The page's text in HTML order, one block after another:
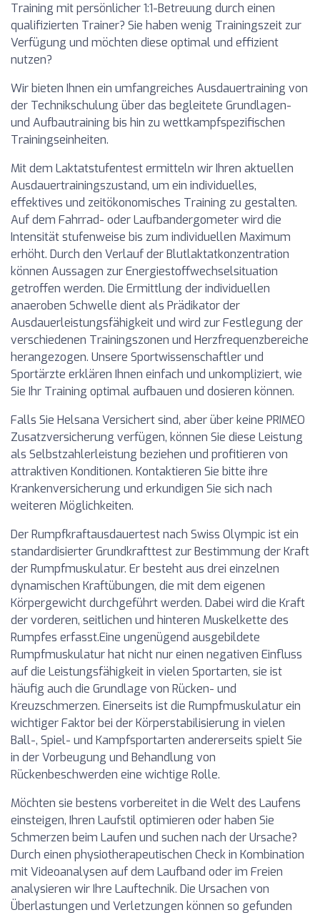
Training mit persönlicher 1:1-Betreuung durch einen
qualifizierten Trainer? Sie haben wenig Trainingszeit zur
Verfügung und möchten diese optimal und effizient
nutzen?
Wir bieten Ihnen ein umfangreiches Ausdauertraining von
der Technikschulung über das begleitete Grundlagen-
und Aufbautraining bis hin zu wettkampfspezifischen
Trainingseinheiten.
Mit dem Laktatstufentest ermitteln wir Ihren aktuellen
Ausdauertrainingszustand, um ein individuelles,
effektives und zeitökonomisches Training zu gestalten.
Auf dem Fahrrad- oder Laufbandergometer wird die
Intensität stufenweise bis zum individuellen Maximum
erhöht. Durch den Verlauf der Blutlaktatkonzentration
können Aussagen zur Energiestoffwechselsituation
getroffen werden. Die Ermittlung der individuellen
anaeroben Schwelle dient als Prädikator der
Ausdauerleistungsfähigkeit und wird zur Festlegung der
verschiedenen Trainingszonen und Herzfrequenzbereiche
herangezogen. Unsere Sportwissenschaftler und
Sportärzte erklären Ihnen einfach und unkompliziert, wie
Sie Ihr Training optimal aufbauen und dosieren können.
Falls Sie Helsana Versichert sind, aber über keine PRIMEO
Zusatzversicherung verfügen, können Sie diese Leistung
als Selbstzahlerleistung beziehen und profitieren von
attraktiven Konditionen. Kontaktieren Sie bitte ihre
Krankenversicherung und erkundigen Sie sich nach
weiteren Möglichkeiten.
Der Rumpfkraftausdauertest nach Swiss Olympic ist ein
standardisierter Grundkrafttest zur Bestimmung der Kraft
der Rumpfmuskulatur. Er besteht aus drei einzelnen
dynamischen Kraftübungen, die mit dem eigenen
Körpergewicht durchgeführt werden. Dabei wird die Kraft
der vorderen, seitlichen und hinteren Muskelkette des
Rumpfes erfasst.Eine ungenügend ausgebildete
Rumpfmuskulatur hat nicht nur einen negativen Einfluss
auf die Leistungsfähigkeit in vielen Sportarten, sie ist
häufig auch die Grundlage von Rücken- und
Kreuzschmerzen. Einerseits ist die Rumpfmuskulatur ein
wichtiger Faktor bei der Körperstabilisierung in vielen
Ball-, Spiel- und Kampfsportarten andererseits spielt Sie
in der Vorbeugung und Behandlung von
Rückenbeschwerden eine wichtige Rolle.
Möchten sie bestens vorbereitet in die Welt des Laufens
einsteigen, Ihren Laufstil optimieren oder haben Sie
Schmerzen beim Laufen und suchen nach der Ursache?
Durch einen physiotherapeutischen Check in Kombination
mit Videoanalysen auf dem Laufband oder im Freien
analysieren wir Ihre Lauftechnik. Die Ursachen von
Überlastungen und Verletzungen können so gefunden